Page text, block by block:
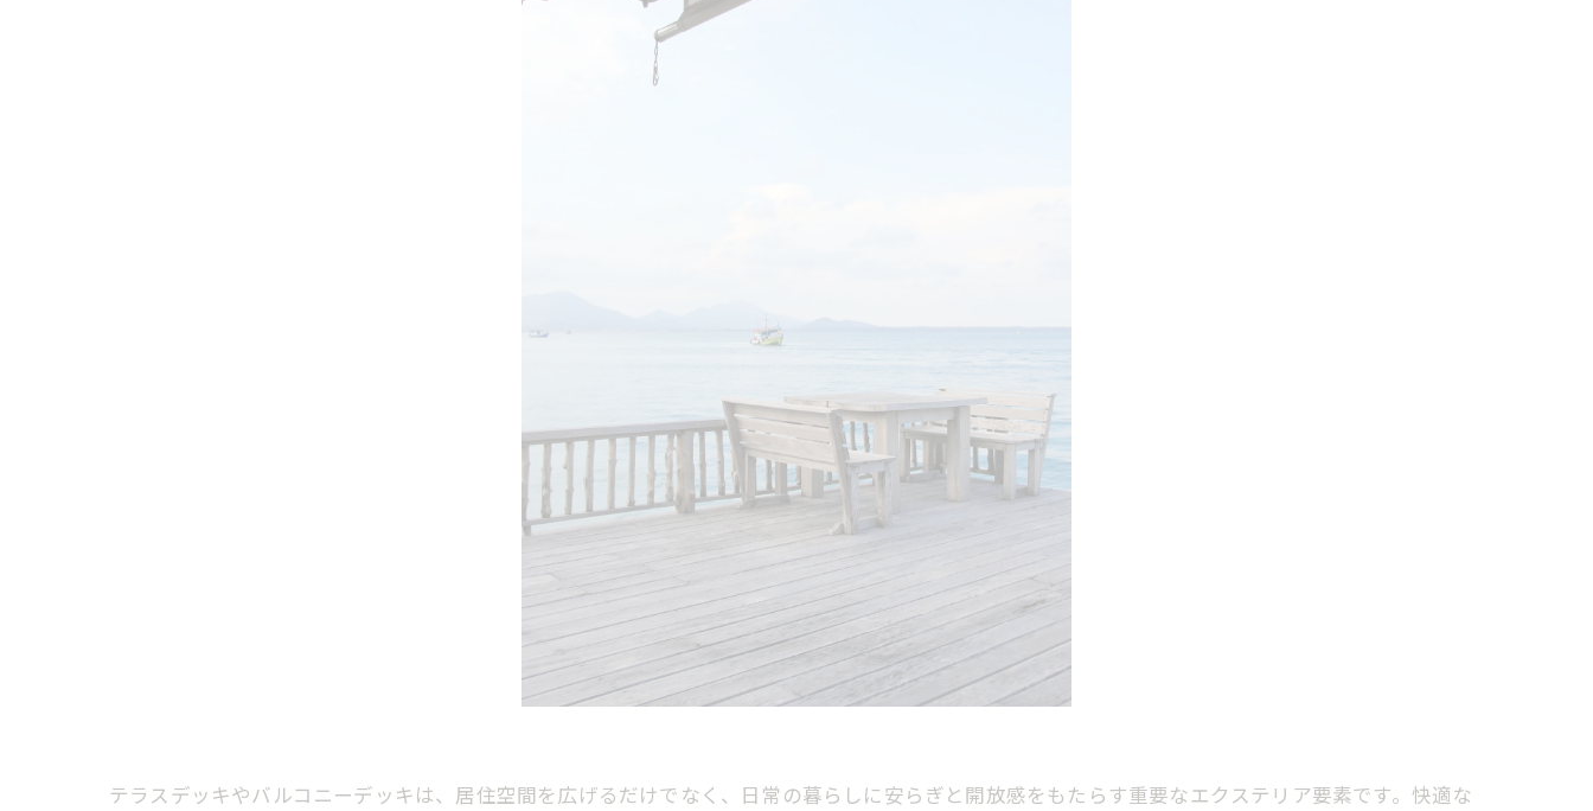
テラスデッキやバルコニーデッキは、居住空間を広げるだけでなく、日常の暮らしに安らぎと開放感をもたらす重要なエクステリア要素です。快適な